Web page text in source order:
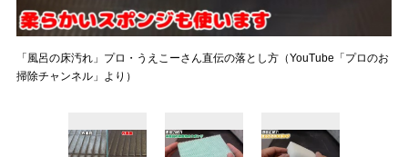
「風呂の床汚れ」プロ・うえこーさん直伝の落とし方（YouTube「プロのお
掃除チャンネル」より）